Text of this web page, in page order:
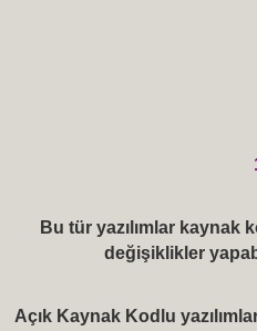
Bu tür yazılımlar kaynak
değişiklikler
Açık Kaynak Kodlu